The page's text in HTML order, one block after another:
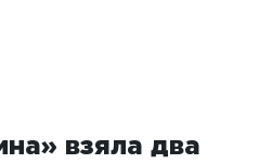
взяла два